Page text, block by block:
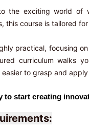
the exciting world of
this course is tailored
practical, focusing
curriculum walks
to grasp and
to start creating